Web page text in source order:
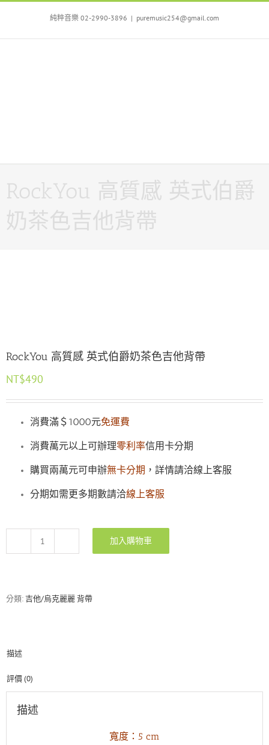
Skip
純粹音樂 02-2990-3896 | puremusic254@gmail.com
RockYou 高質感 英式伯爵
奶茶色吉他背帶
RockYou 高質感 英式伯爵奶茶色吉他背帶
NT$490
消費滿＄1000元免運費
消費萬元以上可辦理零利率信用卡分期
購買兩萬元可申辦無卡分期 ，詳情請洽線上客服
分期如需更多期數請洽線上客服
RockYou
英
他
加入購物車
分類:吉他/烏克麗麗 背帶
描述
評價 (0)
描述
寬度：5 cm